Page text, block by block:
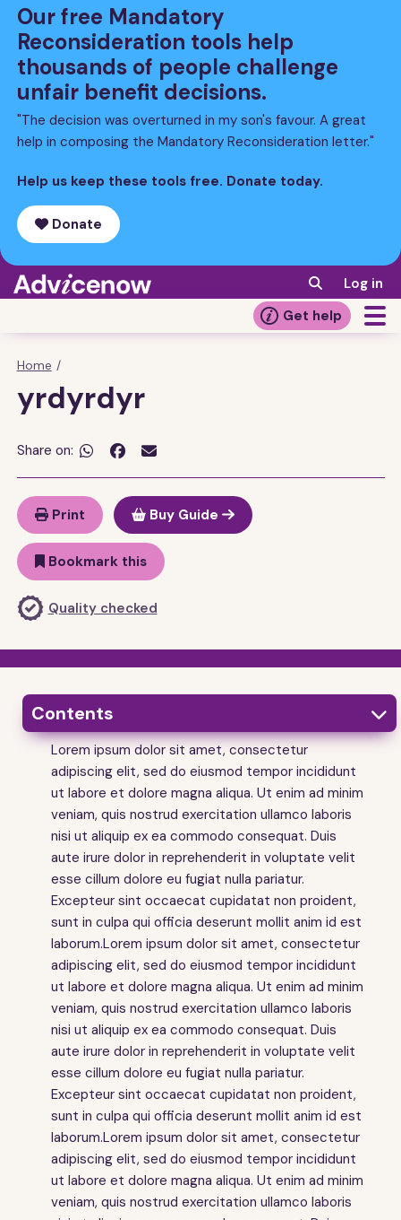
Skip
main
content
Our free Mandatory
Reconsideration tools help
thousands of people challenge
unfair benefit decisions.
"The decision was overturned in my son's favour. A great
help in composing the Mandatory Reconsideration letter."
Help us keep these tools free. Donate today.
Donate
Log in
Get help
Breadcrumb
Home /
yrdyrdyr
Share on:  
Print Buy Guide
Bookmark this
Quality checked
Contents

Lorem ipsum dolor sit amet, consectetur
adipiscing elit, sed do eiusmod tempor incididunt
ut labore et dolore magna aliqua. Ut enim ad minim
veniam, quis nostrud exercitation ullamco laboris
nisi ut aliquip ex ea commodo consequat. Duis
aute irure dolor in reprehenderit in voluptate velit
esse cillum dolore eu fugiat nulla pariatur.
Excepteur sint occaecat cupidatat non proident,
sunt in culpa qui officia deserunt mollit anim id est
laborum.Lorem ipsum dolor sit amet, consectetur
adipiscing elit, sed do eiusmod tempor incididunt
ut labore et dolore magna aliqua. Ut enim ad minim
veniam, quis nostrud exercitation ullamco laboris
nisi ut aliquip ex ea commodo consequat. Duis
aute irure dolor in reprehenderit in voluptate velit
esse cillum dolore eu fugiat nulla pariatur.
Excepteur sint occaecat cupidatat non proident,
sunt in culpa qui officia deserunt mollit anim id est
laborum.Lorem ipsum dolor sit amet, consectetur
adipiscing elit, sed do eiusmod tempor incididunt
ut labore et dolore magna aliqua. Ut enim ad minim
veniam, quis nostrud exercitation ullamco laboris